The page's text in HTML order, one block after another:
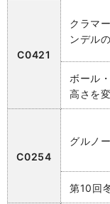
C0421
クラマ
ンデル
ボール
高さを
C0254
グルノ
第10回